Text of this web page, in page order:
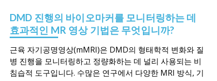
DMD 진행의 바이오마커를 모니터링하는 데
효과적인 MR 영상 기법은 무엇입니까?
근육 자기공명영상(mMRI)은 DMD의 형태학적 변화와 질
병 진행을 모니터링하고 정량화하는 데 널리 사용되는 비
침습적 도구입니다. 수많은 연구에서 다양한 MRI 방식, 기